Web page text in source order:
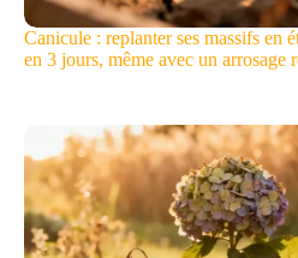
Canicule : replanter ses massifs en
en 3 jours, même avec un arrosage